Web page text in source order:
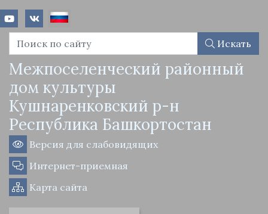
Искать
Межпоселенческий районный
дом культуры
Кушнаренковский р-н
Республика Башкортостан
Версия для слабовидящих
Интернет-приемная
Карта сайта